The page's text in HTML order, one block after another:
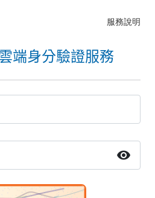
服務說明
端身分驗證服務
visibility